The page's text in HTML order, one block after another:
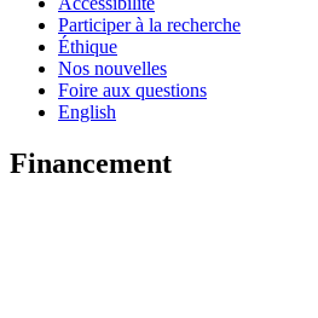
Participer à la recherche
Éthique
Nos nouvelles
Foire aux questions
English
Financement